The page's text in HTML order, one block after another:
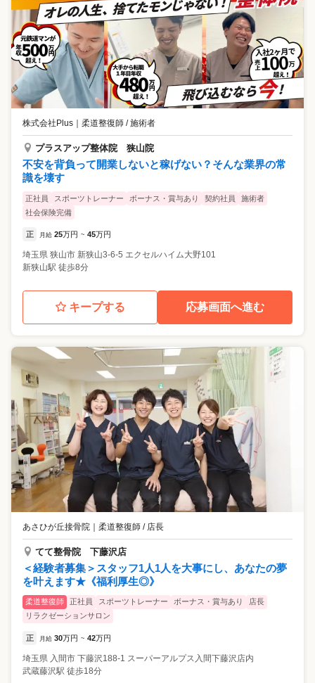
株式会社Plus 柔道整復師 / 施術者
プラスアップ整体院 狭山院
不安を背負って開業しないと稼げない？そんな業界の常
識を壊す
正社員 スポーツトレーナー ボーナス・賞与あり 契約社員
施術者
社会保険完備
正 月給 25万円 ~ 45万円
埼玉県 狭山市 新狭山3-6-5 エクセルハイム大野101
新狭山駅 徒歩8分
キープする 応募画面へ進む
あさひが丘接骨院 ｜ 柔道整復師 / 店長
てて整骨院 下藤沢店
＜経験者募集＞スタッフ1人1人を大事にし、あなたの夢
を叶えます★《福利厚生◎》
柔道整復師 正社員 スポーツトレーナー ボーナス・賞与あり
店長
リラクゼーションサロン
正 月給 30万円 ~ 42万円
埼玉県 入間市 下藤沢188-1 スーパーアルプス入間下藤沢店内
武蔵藤沢駅 徒歩18分